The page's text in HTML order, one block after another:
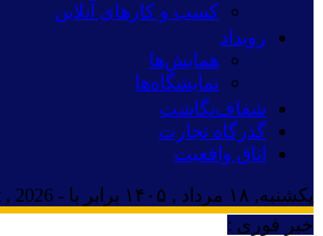
کسب و کارهای آنلاین
رویداد
همایش‌ها
نمایشگاه‌ها
شفاف‌نگاشت
گذرگاه تجارت
اتاق واقعیت
یکشنبه, ۱۸ مرداد , ۱۴۰۵ برابر با - Sunday, 9 August , 2026
خبر فوری :